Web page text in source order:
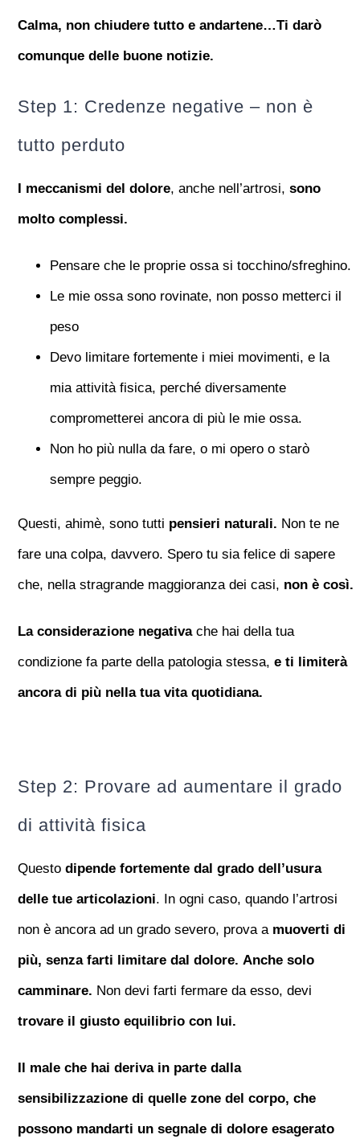
Calma, non chiudere tutto e andartene…Ti darò
comunque delle buone notizie.
Step 1: Credenze negative – non è
tutto perduto
I meccanismi del dolore, anche nell’artrosi, sono
molto complessi.
Pensare che le proprie ossa si tocchino/sfreghino.
Le mie ossa sono rovinate, non posso metterci il
peso
Devo limitare fortemente i miei movimenti, e la
mia attività fisica, perché diversamente
comprometterei ancora di più le mie ossa.
Non ho più nulla da fare, o mi opero o starò
sempre peggio.
Questi, ahimè, sono tutti pensieri naturali. Non te ne
fare una colpa, davvero. Spero tu sia felice di sapere
che, nella stragrande maggioranza dei casi, non è così.
La considerazione negativache hai della tua
condizione fa parte della patologia stessa,e ti limiterà
ancora di più nella tua vita quotidiana.
Step 2: Provare ad aumentare il grado
di attività fisica
Questodipende fortemente dal grado dell’usura
delle tue articolazioni. In ogni caso, quando l’artrosi
non è ancora ad un grado severo, prova a muoverti di
più, senza farti limitare dal dolore. Anche solo
camminare. Non devi farti fermare da esso, devi
trovare il giusto equilibrio con lui.
Il male che hai deriva in parte dalla
sensibilizzazione di quelle zone del corpo, che
possono mandarti un segnale di dolore esagerato